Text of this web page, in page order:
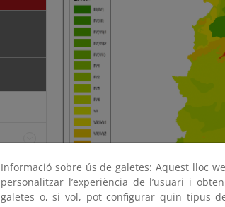
Informació sobre ús de galetes: Aquest lloc
personalitzar l’experiència de l’usuari i
galetes o, si vol, pot configurar quin tipus